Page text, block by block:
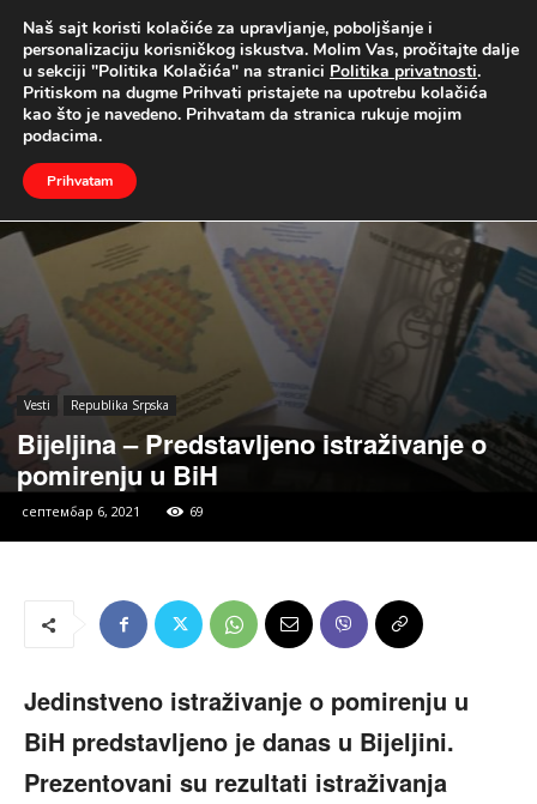
UŽIVO
Naslovna Vesti Republika Srpska
Vesti Republika Srpska
Bijeljina – Predstavljeno istraživanje o
pomirenju u BiH
септембар 6, 2021 69
Jedinstveno istraživanje o pomirenju u
BiH predstavljeno je danas u Bijeljini.
Prezentovani su rezultati istraživanja
Naš sajt koristi kolačiće za upravljanje, poboljšanje i
personalizaciju korisničkog iskustva. Molim Vas, pročitajte dalje
u sekciji "Politika Kolačića" na stranici Politika privatnosti.
Pritiskom na dugme Prihvati pristajete na upotrebu kolačića
kao što je navedeno. Prihvatam da stranica rukuje mojim
podacima.
Prihvatam